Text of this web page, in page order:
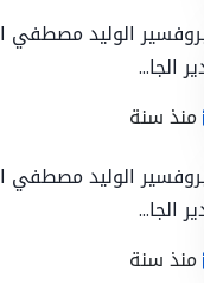
الوليد مصطفي ابراهيم
الوليد مصطفي ابراهيم